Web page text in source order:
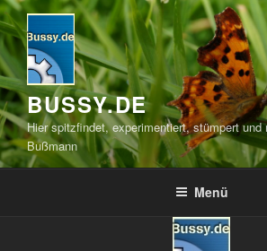
Zum
Inhalt
springen
BUSSY.DE
Hier spitzfindet, experimentiert, stümpert und
Bußmann
Menü